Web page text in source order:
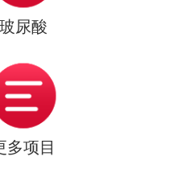
玻尿酸
多项目